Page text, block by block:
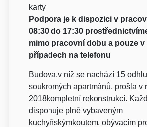
karty
Podpora je k dispozici v
08:30 do 17:30
mimo pracovní dobu a pouze
případech na telefonu
Budova,v níž se nachází 15
soukromých apartmánů, prošla v
2018kompletní rekonstrukcí.
disponuje plně vybaveným
kuchyňskýmkoutem, obývacím